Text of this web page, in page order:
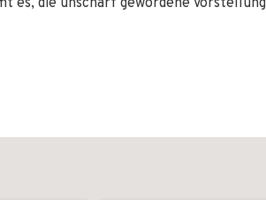
es, die unscharf gewordene Vorstellung